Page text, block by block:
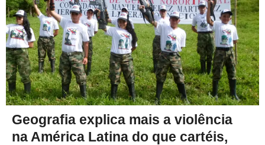
Geografia explica mais a violência
na América Latina do que cartéis,